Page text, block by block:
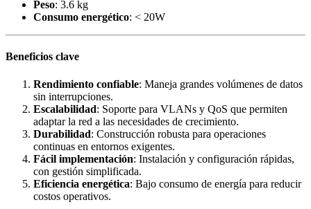
Peso: 3.6 kg
Consumo energético: < 20W
Beneficios clave
Rendimiento confiable: Maneja grandes volúmenes de datos
sin interrupciones.
Escalabilidad: Soporte para VLANs y QoS que permiten
adaptar la red a las necesidades de crecimiento.
Durabilidad: Construcción robusta para operaciones
continuas en entornos exigentes.
Fácil implementación: Instalación y configuración rápidas,
con gestión simplificada.
Eficiencia energética: Bajo consumo de energía para reducir
costos operativos.